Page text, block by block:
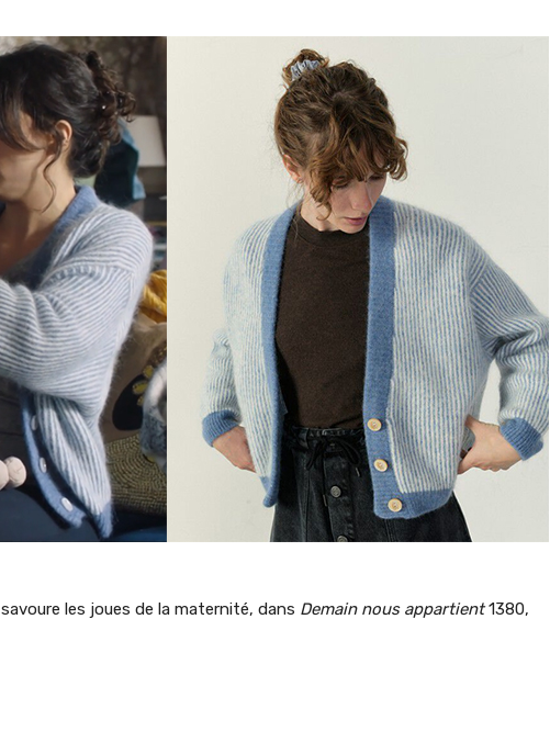
savoure les joues de la maternité, dans Demain nous appartient1380,